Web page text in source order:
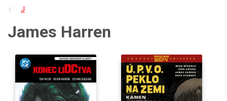
J
James Harren